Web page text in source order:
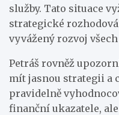
služby. Tato situace
strategické
vyvážený rozvoj
Petráš rovněž
mít jasnou strategii a
pravidelně
finanční ukazatele,